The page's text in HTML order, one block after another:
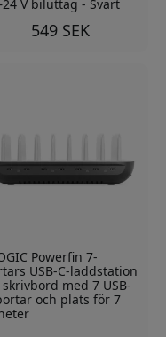
V biluttag - Svart
549 SEK
Powerfin 7-
USB-C-laddstation
med 7 USB-
och plats för 7